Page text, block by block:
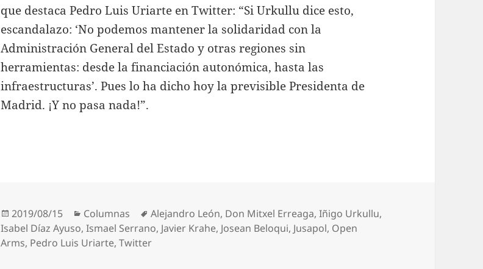
que destaca Pedro Luis Uriarte en Twitter: “Si Urkullu dice esto,
escandalazo: ‘No podemos mantener la solidaridad con la
Administración General del Estado y otras regiones sin
herramientas: desde la financiación autonómica, hasta las
infraestructuras’. Pues lo ha dicho hoy la previsible Presidenta de
Madrid. ¡Y no pasa nada!”.
Publicado
el
2019/08/15 Categorías
Columnas Etiquetas
Alejandro León, Don Mitxel Erreaga,Iñigo Urkullu,
Isabel Díaz Ayuso,Ismael Serrano, Javier Krahe, Josean Beloqui, Jusapol, Open
Arms, Pedro Luis Uriarte,Twitter